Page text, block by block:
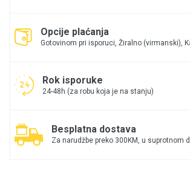
Opcije plaćanja
Gotovinom pri isporuci, Žiralno (virmanski),
Rok isporuke
24-48h (za robu koja je na stanju)
Besplatna dostava
Za narudžbe preko 300KM, u suprotnom